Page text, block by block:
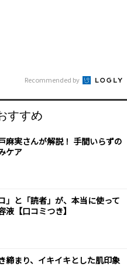
Recommended by
すすめ
麻実さんが解説！ 手間いらずの
ケア
」と「読者」が、本当に使って
液【口コミつき】
締まり、イキイキとした肌印象